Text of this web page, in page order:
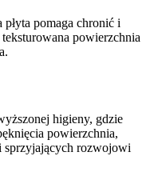
pomaga chronić i
powierzchnia
higieny, gdzie
powierzchnia,
sprzyjających rozwojowi